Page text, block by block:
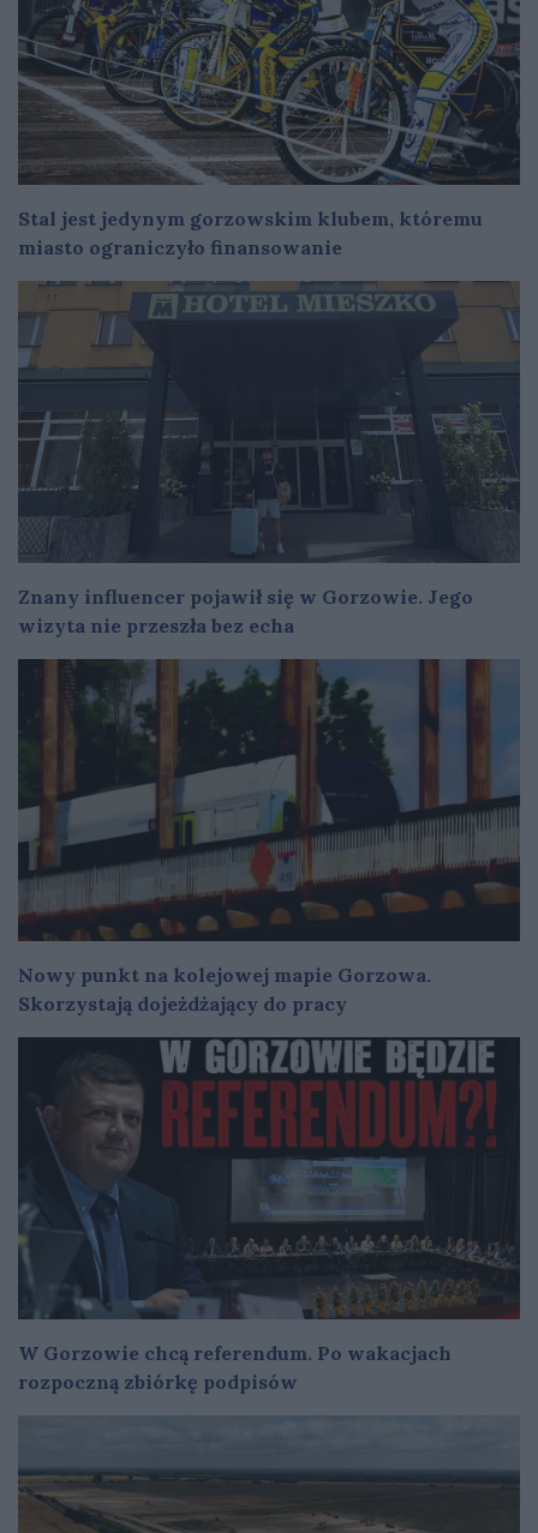
Stal jest jedynym gorzowskim klubem, któremu
miasto ograniczyło finansowanie
Znany influencer pojawił się w Gorzowie. Jego
wizyta nie przeszła bez echa
Nowy punkt na kolejowej mapie Gorzowa.
Skorzystają dojeżdżający do pracy
W Gorzowie chcą referendum. Po wakacjach
rozpoczną zbiórkę podpisów